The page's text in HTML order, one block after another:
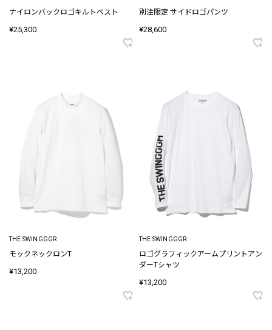
ナイロンバックロゴキルトベスト
¥25,300
別注限定 サイドロゴパンツ
¥28,600
THE SWINGGGR
モックネックロンT
¥13,200
THE SWINGGGR
ロゴグラフィックアームプリントアン
ダーTシャツ
¥13,200